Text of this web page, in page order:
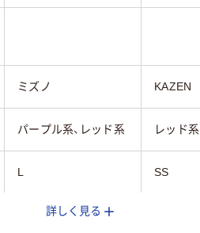
ミズノ KAZEN
パープル系、レッド系 レッド系
L SS
詳しく見る